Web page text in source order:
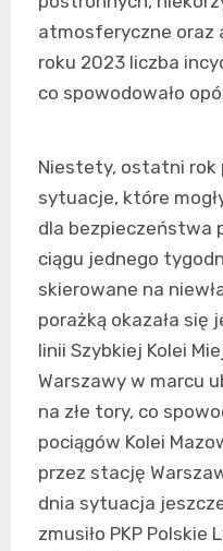
atmosferyczne oraz
roku 2023 liczba
co spowodowało
Niestety, ostatni rok
sytuacje, które
dla bezpieczeństwa
ciągu jednego
skierowane na
porażką okazała się
linii Szybkiej Kolei
Warszawy w marcu
na złe tory, co
pociągów Kolei
przez stację
dnia sytuacja
zmusiło PKP Polskie